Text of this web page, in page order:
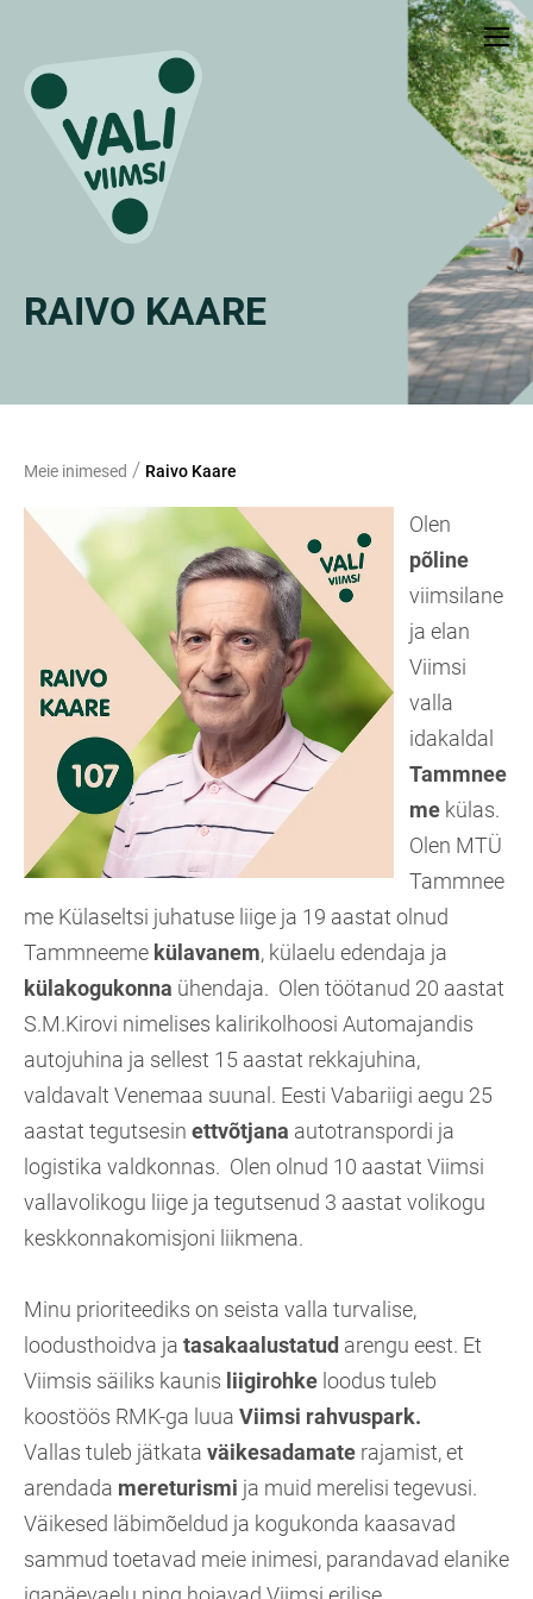
RAIVO KAARE
Meie inimesed / Raivo Kaare
Olen
põline
viimsilane
ja elan
Viimsi
valla
idakaldal
Tammnee
mekülas.
Olen MTÜ
Tammnee
me Külaseltsi juhatuse liige ja 19 aastat olnud
Tammneeme külavanem, külaelu edendaja ja
külakogukonna ühendaja. Olen töötanud 20 aastat
S.M.Kirovi nimelises kalirikolhoosi Automajandis
autojuhina ja sellest 15 aastat rekkajuhina,
valdavalt Venemaa suunal. Eesti Vabariigi aegu 25
aastat tegutsesin ettvõtjana autotranspordi ja
logistika valdkonnas. Olen olnud 10 aastat Viimsi
vallavolikogu liige ja tegutsenud 3 aastat volikogu
keskkonnakomisjoni liikmena.
Minu prioriteediks on seista valla turvalise,
loodusthoidva ja tasakaalustatud arengu eest. Et
Viimsis säiliks kaunis liigirohke loodus tuleb
koostöös RMK-ga luua Viimsi rahvuspark.
Vallas tuleb jätkata väikesadamate rajamist, et
arendada mereturismi ja muid merelisi tegevusi.
Väikesed läbimõeldud ja kogukonda kaasavad
sammud toetavad meie inimesi, parandavad elanike